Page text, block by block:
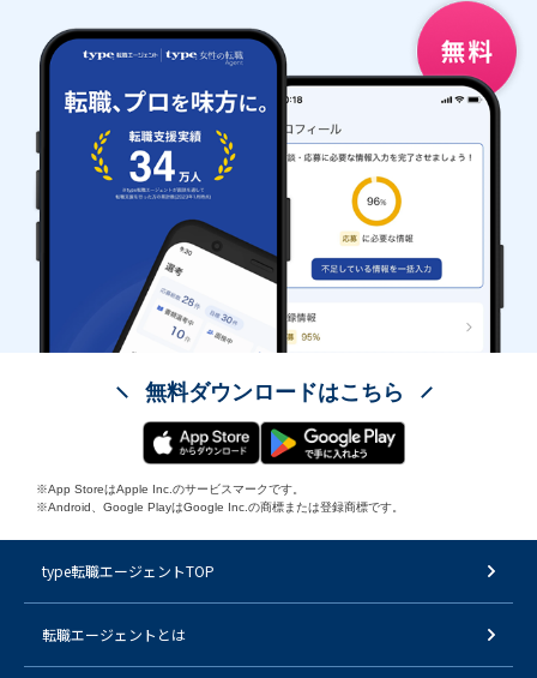
無料ダウンロードはこちら
※App StoreはApple Inc.のサービスマークです。
※Android、Google PlayはGoogle Inc.の商標または登録商標です。
type転職エージェントTOP
転職エージェントとは